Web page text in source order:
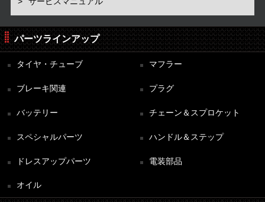
パーツラインアップ
タイヤ・チューブ マフラー
ブレーキ関連 プラグ
バッテリー チェーン＆スプロケット
スペシャルパーツ ハンドル＆ステップ
ドレスアップパーツ 電装部品
オイル